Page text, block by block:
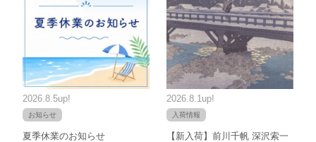
2026.8.5up!
お知らせ
夏季休業のお知らせ
2026.8.1up!
入荷情報
【新入荷】前川千帆 深沢索一